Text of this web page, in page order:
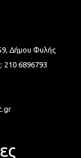
Δήμου Φυλής
210 6896793